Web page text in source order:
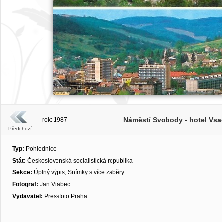
Předchozí
rok: 1987 Náměstí Svobody - hotel
Typ: Pohlednice
Stát: Československá socialistická republika
Sekce: Úplný výpis, Snímky s více záběry
Fotograf: Jan Vrabec
Vydavatel: Pressfoto Praha